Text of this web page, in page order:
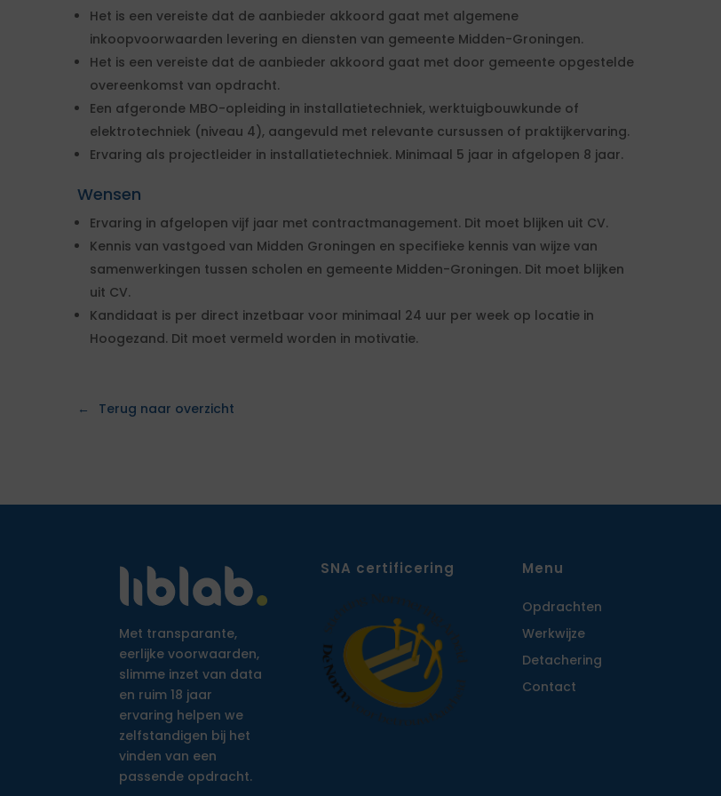
Het is een vereiste dat de aanbieder akkoord gaat met algemene
inkoopvoorwaarden levering en diensten van gemeente Midden-Groningen.
Het is een vereiste dat de aanbieder akkoord gaat met door gemeente opgestelde
overeenkomst van opdracht.
Een afgeronde MBO-opleiding in installatietechniek, werktuigbouwkunde of
elektrotechniek (niveau 4), aangevuld met relevante cursussen of praktijkervaring.
Ervaring als projectleider in installatietechniek. Minimaal 5 jaar in afgelopen 8 jaar.
Wensen
Ervaring in afgelopen vijf jaar met contractmanagement. Dit moet blijken uit CV.
Kennis van vastgoed van Midden Groningen en specifieke kennis van wijze van
samenwerkingen tussen scholen en gemeente Midden-Groningen. Dit moet blijken
uit CV.
Kandidaat is per direct inzetbaar voor minimaal 24 uur per week op locatie in
Hoogezand. Dit moet vermeld worden in motivatie.
Terug naar overzicht
Met transparante,
eerlijke voorwaarden,
slimme inzet van data
en ruim 18 jaar
ervaring helpen we
zelfstandigen bij het
vinden van een
passende opdracht.
SNA certificering Menu
Opdrachten
Werkwijze
Detachering
Contact